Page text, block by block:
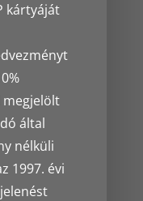
kártyáját
megjelölt
által
nélküli
1997. évi